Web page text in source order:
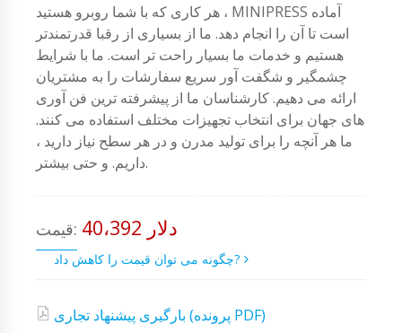
هر کاری که با شما روبرو هستید ، MINIPRESS آماده
است تا آن را انجام دهد. ما از بسیاری از رقبا قدرتمندتر
هستیم و خدمات ما بسیار راحت تر است. ما با شرایط
چشمگیر و شگفت آور سریع سفارشات را به مشتریان
ارائه می دهیم. کارشناسان ما از پیشرفته ترین فن آوری
های جهان برای انتخاب تجهیزات مختلف استفاده می کنند.
ما هر آنچه را برای تولید مدرن و در هر سطح نیاز دارید ،
داریم. و حتی بیشتر.
قیمت: 40،392 دلار
چگونه می توان قیمت را کاهش داد?
بارگیری پیشنهاد تجاری (پرونده PDF)